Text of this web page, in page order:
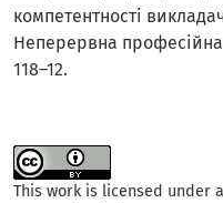
компетентності
Неперервна професійна
118–12.
This work is licensed under a